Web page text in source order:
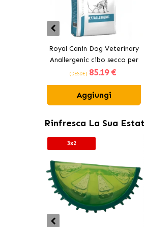
Royal Canin Dog Veterinary
Anallergenic cibo secco per
cani adulti
(DESDE) 85.19 €
Aggiungi
Rinfresca La Sua
3x2